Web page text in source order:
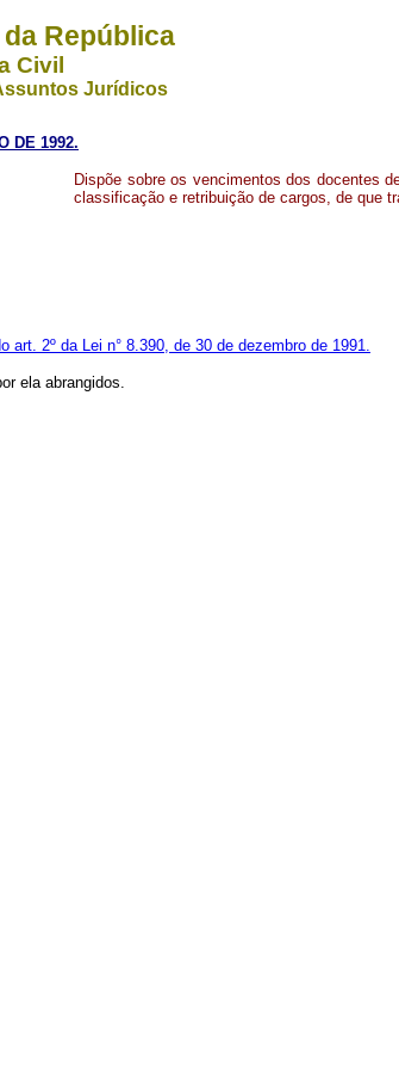
República
Civil
Jurídicos
DE 1992.
Dispõe sobre os vencimentos dos docentes
classificação e retribuição de cargos, de que
art. 2º da Lei n° 8.390, de 30 de dezembro de 1991.
ela abrangidos.